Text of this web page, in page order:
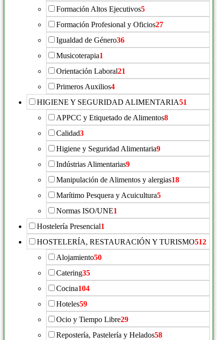
Formación Altos Ejecutivos5
Formación Profesional y Oficios27
Igualdad de Género36
Musicoterapia1
Orientación Laboral21
Primeros Auxilios4
HIGIENE Y SEGURIDAD ALIMENTARIA51
APPCC y Etiquetado de Alimentos8
Calidad3
Higiene y Seguridad Alimentaria9
Indústrias Alimentarias9
Manipulación de Alimentos y alergias18
Marítimo Pesquera y Acuicultura5
Normas ISO/UNE1
Hostelería Presencial1
HOSTELERÍA, RESTAURACIÓN Y TURISMO512
Alojamiento50
Catering35
Cocina104
Hoteles59
Ocio y Tiempo Libre29
Repostería, Pastelería y Helados58